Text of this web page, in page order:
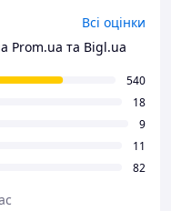
Всі оцінки
Prom.ua та Bigl.ua
540
18
9
11
82